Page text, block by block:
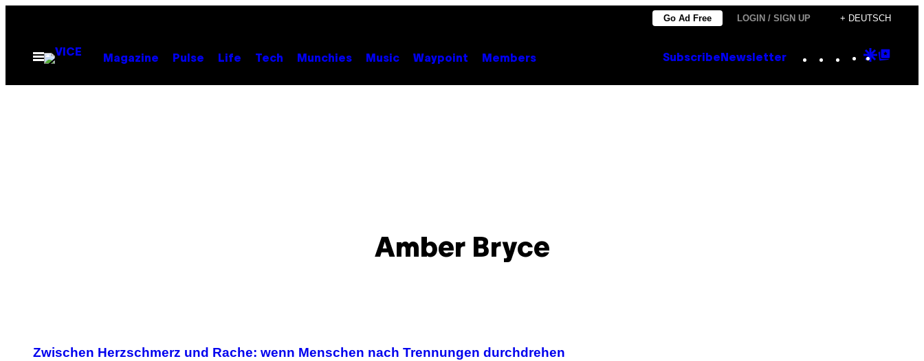
content
Go Ad Free LOGIN / SIGN UP + DEUTSCH
Open
Menu
Magazine Pulse Life Tech Munchies Music Waypoint Members Subscribe Newsletter Instagram
TikTok
YouTube
Google
Amber Bryce
POSTS
Zwischen Herzschmerz und Rache: wenn Menschen nach Trennungen durchdrehen